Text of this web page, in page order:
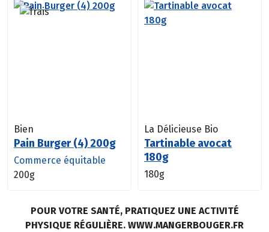
Bien
Pain Burger (4) 200g
Commerce équitable
200g
La Délicieuse Bio
Tartinable avocat
180g
180g
POUR VOTRE SANTÉ, PRATIQUEZ UNE ACTIVITÉ
PHYSIQUE RÉGULIÈRE. WWW.MANGERBOUGER.FR